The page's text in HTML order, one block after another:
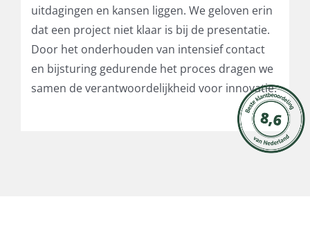
uitdagingen en kansen liggen. We geloven erin
dat een project niet klaar is bij de presentatie.
Door het onderhouden van intensief contact
en bijsturing gedurende het proces dragen we
samen de verantwoordelijkheid voor innovatie.